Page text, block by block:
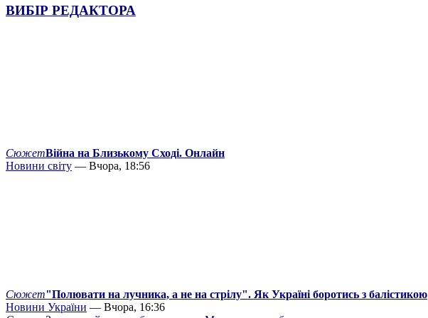
ВИБІР РЕДАКТОРА
СюжетВійна на Близькому Сході. Онлайн
Новини світу — Вчора, 18:56
Сюжет"Полювати на лучника, а не на стрілу". Як Україні боротись з балістикою
Новини України — Вчора, 16:36